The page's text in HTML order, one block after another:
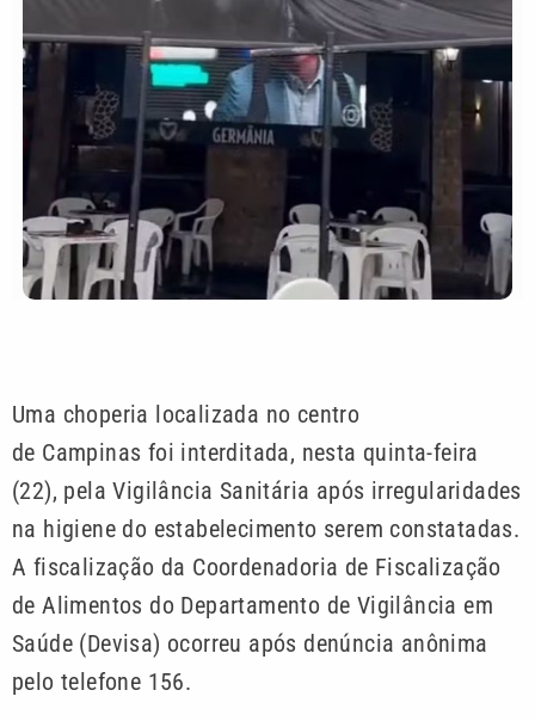
Uma choperia localizada no centro
de Campinas foi interditada, nesta quinta-feira
(22), pela Vigilância Sanitária após irregularidades
na higiene do estabelecimento serem constatadas.
A fiscalização da Coordenadoria de Fiscalização
de Alimentos do Departamento de Vigilância em
Saúde (Devisa) ocorreu após denúncia anônima
pelo telefone 156.